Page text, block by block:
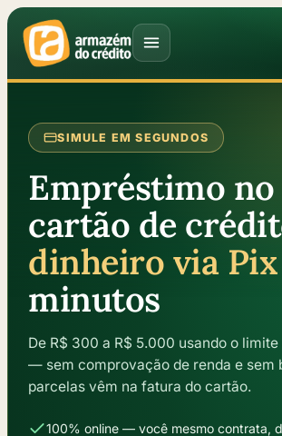
SIMULE EM SEGUNDOS
Empréstimo no
cartão de
dinheiro via Pix
minutos
De R$ 300 a R$ 5.000 usando o
— sem comprovação de renda e sem
parcelas vêm na fatura do cartão.
100% online — você mesmo contrata,